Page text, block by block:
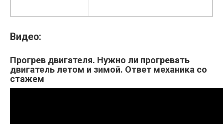
Видео:
Прогрев двигателя. Нужно ли прогревать
двигатель летом и зимой. Ответ механика со
стажем